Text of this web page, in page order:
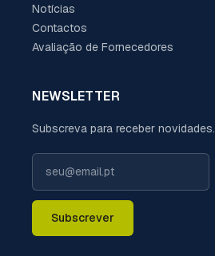
Notícias
Contactos
Avaliação de Fornecedores
NEWSLETTER
Subscreva para receber novidades.
Subscrever